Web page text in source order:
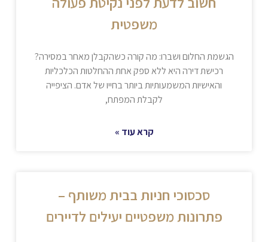
משפטית
הגשמת החלום ושברו: מה קורה כשהקבלן מאחר במסירה?
רכישת דירה היא ללא ספק אחת ההחלטות הכלכליות
והאישיות המשמעותיות ביותר בחייו של אדם. הציפייה
לקבלת המפתח,
קרא עוד »
סכסוכי חניות בבית משותף –
פתרונות משפטיים יעילים לדיירים